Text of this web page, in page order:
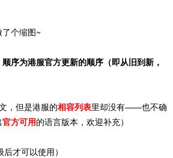
个缩图~
序为港服官方更新的顺序（即从旧到新，
，但是港服的相容列表里却没有——也不确
官方可用的语言版本，欢迎补充）
才可以使用）